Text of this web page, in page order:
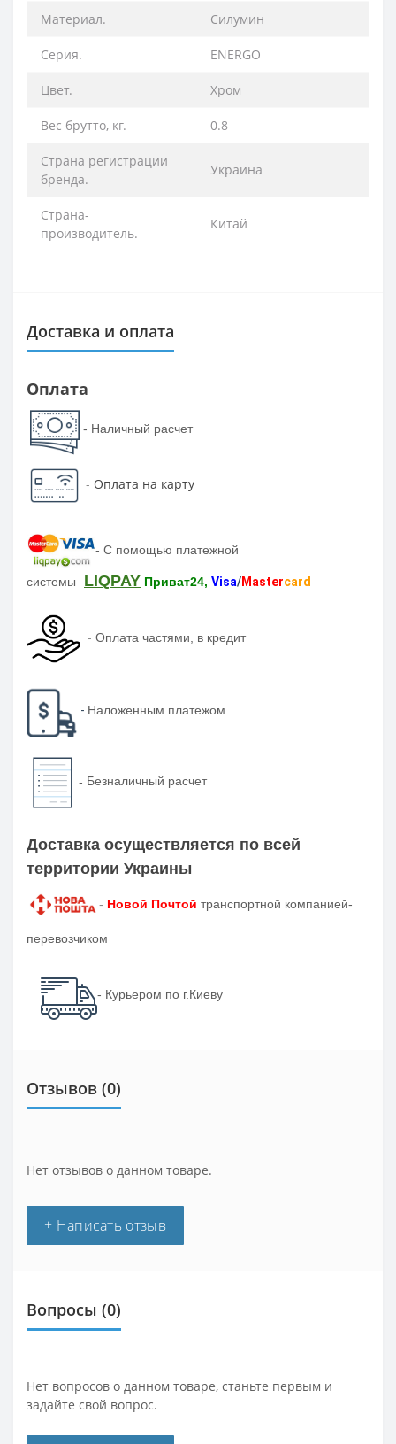
Материал. Силумин
Серия. ENERGO
Цвет. Хром
Вес брутто, кг. 0.8
Страна регистрации
бренда.
Украина
Страна-
производитель.
Китай
Доставка и оплата
Оплата
- Наличный расчет
- Оплата на карту
- С помощью платежной
системы LIQPAY Приват24, Visa/Mastercard
- Оплата частями, в кредит
- Наложенным платежом
- Безналичный расчет
Доставка осуществляется по всей
территории Украины
- Новой Почтой транспортной компанией-
перевозчиком
- Курьером по г.Киеву
Отзывов (0)
Нет отзывов о данном товаре.
+ Написать отзыв
Вопросы (0)
Нет вопросов о данном товаре, станьте первым и
задайте свой вопрос.